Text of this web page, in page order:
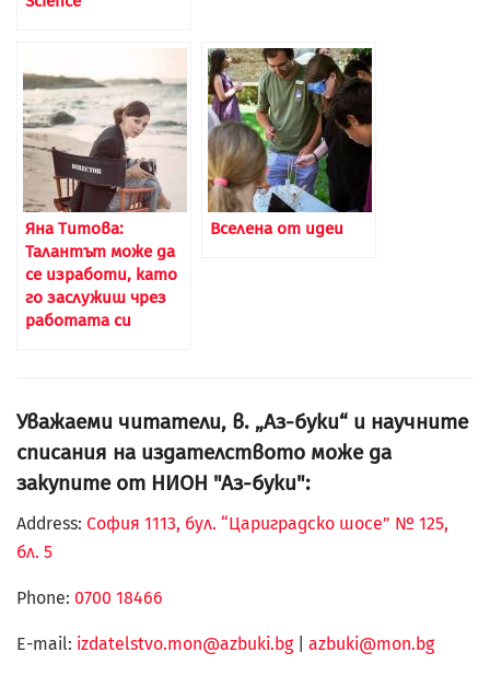
Яна Титова:
Талантът може да
се изработи, като
го заслужиш чрез
работата си
Вселена от идеи
Уважаеми читатели, в. „Аз-буки“ и научните
списания на издателството може да
закупите от НИОН "Аз-буки":
Address: София 1113, бул. “Цариградско шосе” № 125,
бл. 5
Phone: 0700 18466
Е-mail: izdatelstvo.mon@azbuki.bg| azbuki@mon.bg